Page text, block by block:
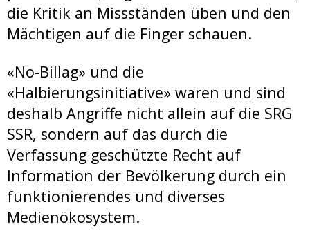
die Kritik an Missständen üben und den
Mächtigen auf die Finger schauen.
«No-Billag» und die
«Halbierungsinitiative» waren und sind
deshalb Angriffe nicht allein auf die SRG
SSR, sondern auf das durch die
Verfassung geschützte Recht auf
Information der Bevölkerung durch ein
funktionierendes und diverses
Medienökosystem.